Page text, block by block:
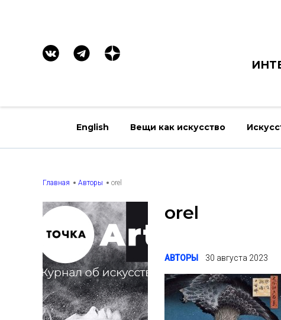
English Вещи как искусство
Главная Авторы orel
orel
АВТОРЫ 30 августа 2023